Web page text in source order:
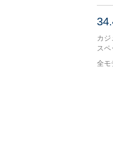
カ
スペ
全モ